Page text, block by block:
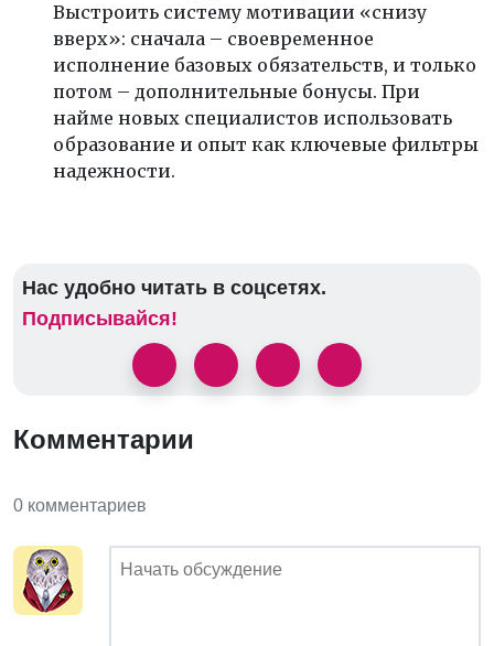
Выстроить систему мотивации «снизу
вверх»: сначала – своевременное
исполнение базовых обязательств, и только
потом – дополнительные бонусы. При
найме новых специалистов использовать
образование и опыт как ключевые фильтры
надежности.
Нас удобно читать в соцсетях.
Подписывайся!
Комментарии
0 комментариев